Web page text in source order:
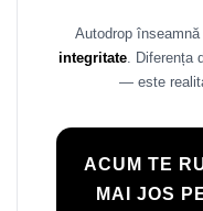
Autodrop înseamnă
integritate. Diferența
— este
ACUM TE
MAI JOS